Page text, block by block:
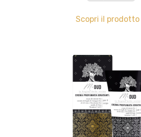
Scopri il prodotto